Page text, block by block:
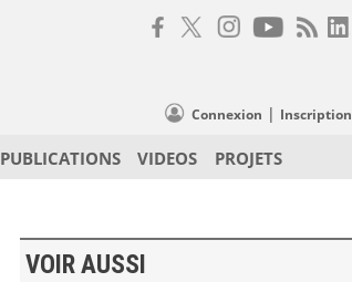
Connexion | Inscription
PUBLICATIONS VIDEOS PROJETS
VOIR AUSSI